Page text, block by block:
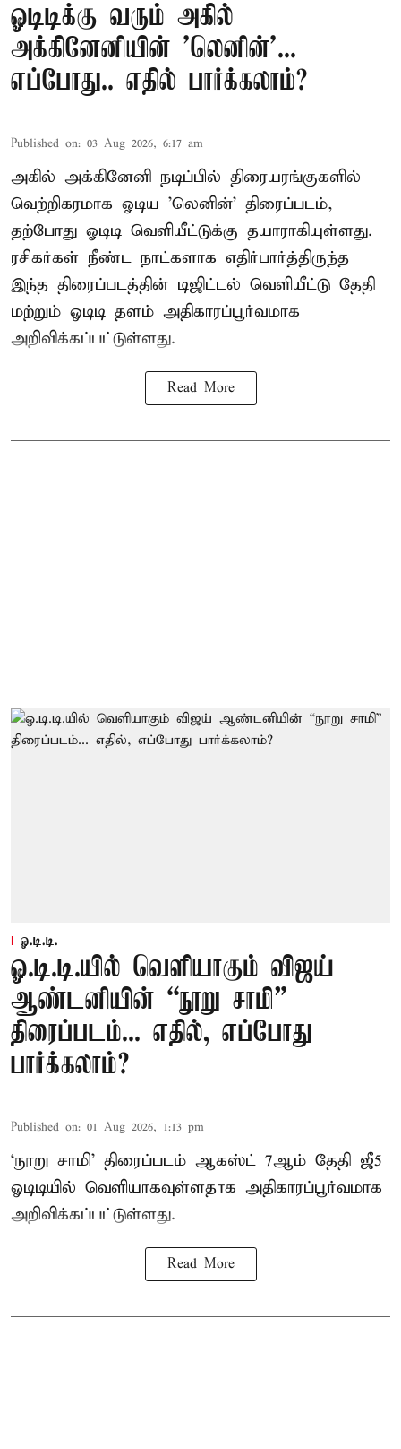
ஓடிடிக்கு வரும் அகில்
அக்கினேனியின் 'லெனின்'...
எப்போது.. எதில் பார்க்கலாம்?
Published on: 03 Aug 2026, 6:17 am
அகில் அக்கினேனி நடிப்பில் திரையரங்குகளில்
வெற்றிகரமாக ஓடிய 'லெனின்' திரைப்படம்,
தற்போது ஓடிடி வெளியீட்டுக்கு தயாராகியுள்ளது.
ரசிகர்கள் நீண்ட நாட்களாக எதிர்பார்த்திருந்த
இந்த திரைப்படத்தின் டிஜிட்டல் வெளியீட்டு தேதி
மற்றும் ஓடிடி தளம் அதிகாரப்பூர்வமாக
அறிவிக்கப்பட்டுள்ளது.
Read More
ஓ.டி.டி.
ஓ.டி.டி.யில் வெளியாகும் விஜய்
ஆண்டனியின் “நூறு சாமி”
திரைப்படம்... எதில், எப்போது
பார்க்கலாம்?
Published on: 01 Aug 2026, 1:13 pm
‘நூறு சாமி’ திரைப்படம் ஆகஸ்ட் 7ஆம் தேதி ஜீ5
ஓடிடியில் வெளியாகவுள்ளதாக அதிகாரப்பூர்வமாக
அறிவிக்கப்பட்டுள்ளது.
Read More